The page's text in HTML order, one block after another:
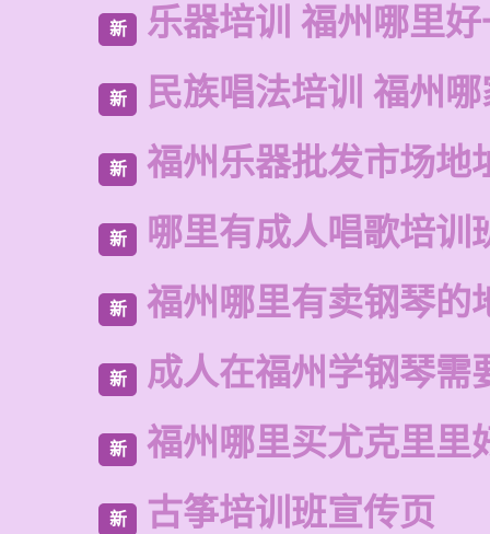
新 乐器培训 福州哪里
新 民族唱法培训 福州
新 福州乐器批发市场地
新 哪里有成人唱歌培训
新 福州哪里有卖钢琴的
新 成人在福州学钢琴需
新 福州哪里买尤克里里
新 古筝培训班宣传页